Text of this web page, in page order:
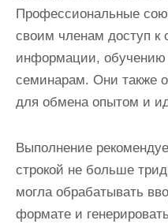
Профессиональные
своим членам доступ к
информации,
семинарам. Они также
для обмена опытом и
Выполнение
строкой не больше
могла обрабатывать
формате и